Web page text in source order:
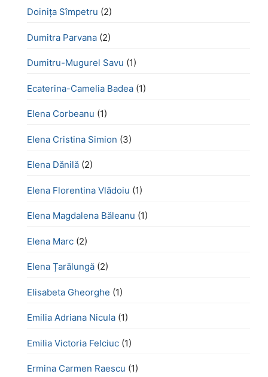
Doinița Sîmpetru (2)
Dumitra Parvana (2)
Dumitru-Mugurel Savu (1)
Ecaterina-Camelia Badea (1)
Elena Corbeanu (1)
Elena Cristina Simion (3)
Elena Dănilă (2)
Elena Florentina Vlădoiu (1)
Elena Magdalena Băleanu (1)
Elena Marc (2)
Elena Țarălungă (2)
Elisabeta Gheorghe (1)
Emilia Adriana Nicula (1)
Emilia Victoria Felciuc (1)
Ermina Carmen Raescu (1)